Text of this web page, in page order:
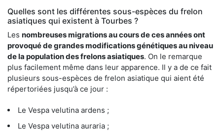
Quelles sont les différentes sous-espèces du frelon
asiatiques qui existent à Tourbes ?
Les nombreuses migrations au cours de ces années ont
provoqué de grandes modifications génétiques au niveau
de la population des frelons asiatiques. On le remarque
plus facilement même dans leur apparence. Il y a de ce fait
plusieurs sous-espèces de frelon asiatique qui aient été
répertoriées jusqu’à ce jour :
Le Vespa velutina ardens ;
Le Vespa velutina auraria ;